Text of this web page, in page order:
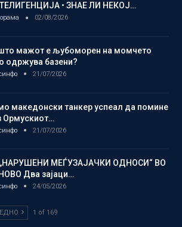
• ЗНАЕ ЛИ НЕКОЈ…
02/08/2026
мажот е љубоморен на момчето
одржува базени?
21/07/2026
македонски танкер успеал да помине
Ормускиот…
21/07/2026
„НАРУШЕНИ МЕЃУЗАЈАЧКИ ОДНОСИ“ ВО
Два зајаци…
24/05/2026
1 of 169